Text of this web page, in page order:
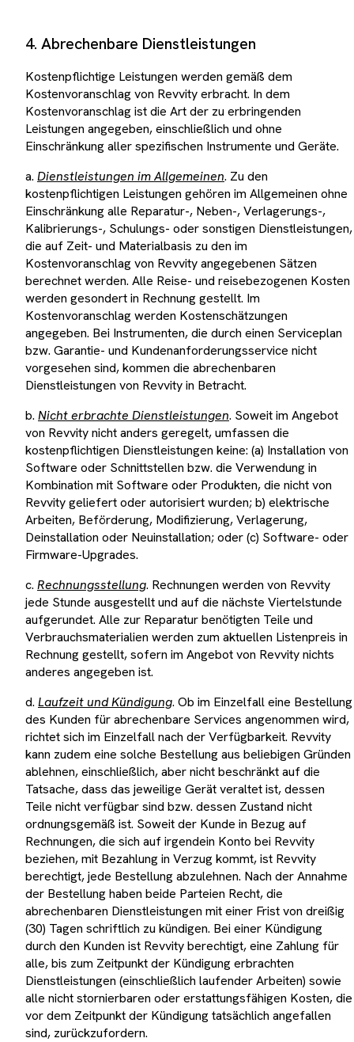
4. Abrechenbare Dienstleistungen
Kostenpflichtige Leistungen werden gemäß dem
Kostenvoranschlag von Revvity erbracht. In dem
Kostenvoranschlag ist die Art der zu erbringenden
Leistungen angegeben, einschließlich und ohne
Einschränkung aller spezifischen Instrumente und Geräte.
a. Dienstleistungen im Allgemeinen. Zu den
kostenpflichtigen Leistungen gehören im Allgemeinen ohne
Einschränkung alle Reparatur-, Neben-, Verlagerungs-,
Kalibrierungs-, Schulungs- oder sonstigen Dienstleistungen,
die auf Zeit- und Materialbasis zu den im
Kostenvoranschlag von Revvity angegebenen Sätzen
berechnet werden. Alle Reise- und reisebezogenen Kosten
werden gesondert in Rechnung gestellt. Im
Kostenvoranschlag werden Kostenschätzungen
angegeben. Bei Instrumenten, die durch einen Serviceplan
bzw. Garantie- und Kundenanforderungsservice nicht
vorgesehen sind, kommen die abrechenbaren
Dienstleistungen von Revvity in Betracht.
b. Nicht erbrachte Dienstleistungen. Soweit im Angebot
von Revvity nicht anders geregelt, umfassen die
kostenpflichtigen Dienstleistungen keine: (a) Installation von
Software oder Schnittstellen bzw. die Verwendung in
Kombination mit Software oder Produkten, die nicht von
Revvity geliefert oder autorisiert wurden; b) elektrische
Arbeiten, Beförderung, Modifizierung, Verlagerung,
Deinstallation oder Neuinstallation; oder (c) Software- oder
Firmware-Upgrades.
c. Rechnungsstellung. Rechnungen werden von Revvity
jede Stunde ausgestellt und auf die nächste Viertelstunde
aufgerundet. Alle zur Reparatur benötigten Teile und
Verbrauchsmaterialien werden zum aktuellen Listenpreis in
Rechnung gestellt, sofern im Angebot von Revvity nichts
anderes angegeben ist.
d. Laufzeit und Kündigung. Ob im Einzelfall eine Bestellung
des Kunden für abrechenbare Services angenommen wird,
richtet sich im Einzelfall nach der Verfügbarkeit. Revvity
kann zudem eine solche Bestellung aus beliebigen Gründen
ablehnen, einschließlich, aber nicht beschränkt auf die
Tatsache, dass das jeweilige Gerät veraltet ist, dessen
Teile nicht verfügbar sind bzw. dessen Zustand nicht
ordnungsgemäß ist. Soweit der Kunde in Bezug auf
Rechnungen, die sich auf irgendein Konto bei Revvity
beziehen, mit Bezahlung in Verzug kommt, ist Revvity
berechtigt, jede Bestellung abzulehnen. Nach der Annahme
der Bestellung haben beide Parteien Recht, die
abrechenbaren Dienstleistungen mit einer Frist von dreißig
(30) Tagen schriftlich zu kündigen. Bei einer Kündigung
durch den Kunden ist Revvity berechtigt, eine Zahlung für
alle, bis zum Zeitpunkt der Kündigung erbrachten
Dienstleistungen (einschließlich laufender Arbeiten) sowie
alle nicht stornierbaren oder erstattungsfähigen Kosten, die
vor dem Zeitpunkt der Kündigung tatsächlich angefallen
sind, zurückzufordern.